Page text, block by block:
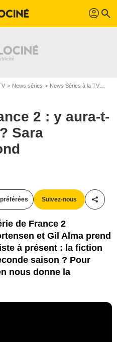
profil search
News séries News Séries à la TV
2 : y aura-t-
Sara
Suivez-nous
de France 2
et Gil Alma prend
à présent : la fiction
saison ? Pour
nous donne la